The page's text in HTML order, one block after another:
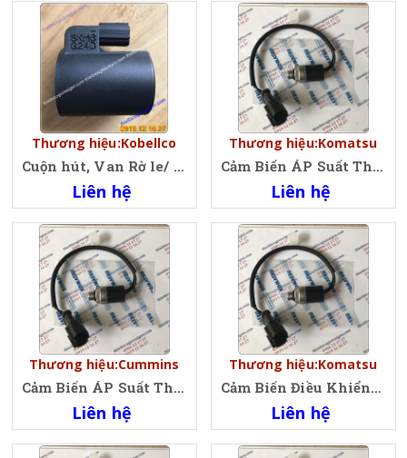
Thương hiệu:Kobellco
Cuộn hút, Van Rờ le/ Solenoid Coil (Valve), Kobellco, SKM6G24D, VDC 24V
Liên hệ
Thương hiệu:Komatsu
Cảm Biến ÁP Suất Thấp Komatsu, Switch. Low Pressure, Oil Low Pressure Sensor Komatsu 421-43-32910, 4214332910
Liên hệ
Thương hiệu:Cummins
Cảm Biến ÁP Suất Thấp Komatsu, Switch. Low Pressure, Oil Low Pressure Sensor Komatsu 421-43-32910, 4214332910
Liên hệ
Thương hiệu:Komatsu
Cảm Biến Điều Khiển Thắng, Phanh Xe Xúc Lật Kopmatsu,Brake Control Komatsu 421-43-22912, 4214322912
Liên hệ